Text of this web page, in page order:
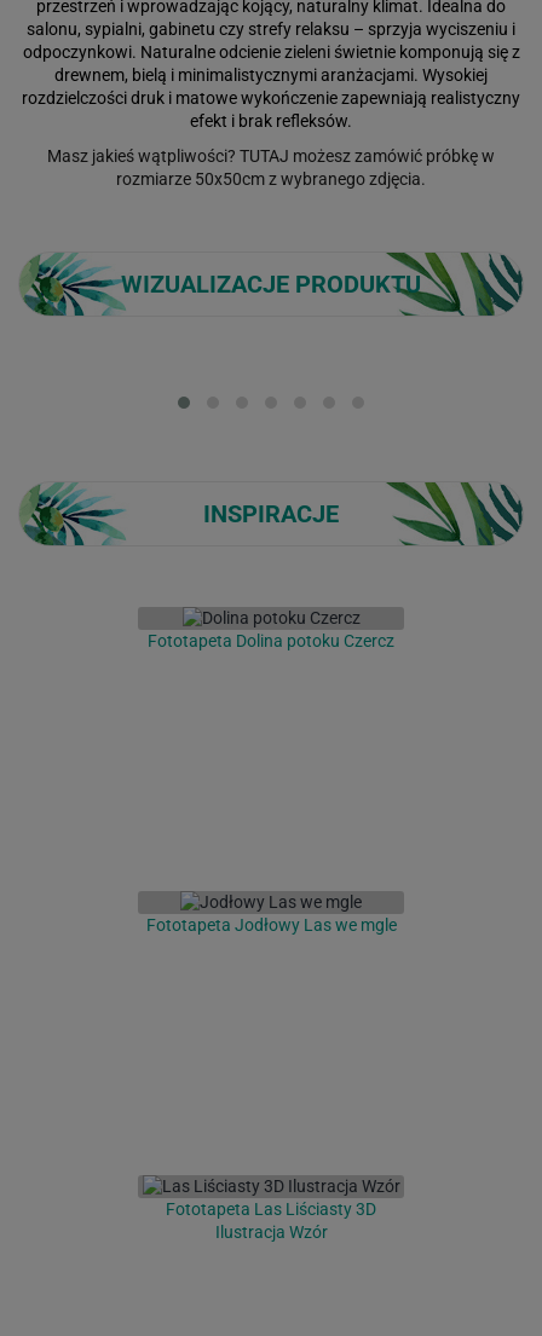
przestrzeń i wprowadzając kojący, naturalny klimat. Idealna do
salonu, sypialni, gabinetu czy strefy relaksu – sprzyja wyciszeniu i
odpoczynkowi. Naturalne odcienie zieleni świetnie komponują się z
drewnem, bielą i minimalistycznymi aranżacjami. Wysokiej
rozdzielczości druk i matowe wykończenie zapewniają realistyczny
efekt i brak refleksów.
Masz jakieś wątpliwości? TUTAJ możesz zamówić próbkę w
rozmiarze 50x50cm z wybranego zdjęcia.
WIZUALIZACJE PRODUKTU
INSPIRACJE
Fototapeta Dolina potoku Czercz
Fototapeta Jodłowy Las we mgle
Fototapeta Las Liściasty 3D
Ilustracja Wzór